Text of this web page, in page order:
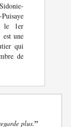
le 1er
est une
qui
de
plus.”